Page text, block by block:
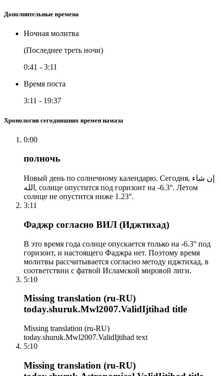
Дополнительные времена
Ночная молитва
(Последнее треть ночи)
0:41 - 3:11
Время поста
3:11 - 19:37
Хронология сегодняшних времен намаза
0:00
полночь
Новый день по солнечному календарю. Сегодня, إن شاء
الله, солнце опустится под горизонт на -6.3°. Летом
солнце не опустится ниже 1.23°.
3:11
Фаджр согласно ВИЛ (Иджтихад)
В это время года солнце опускается только на -6.3° под
горизонт, и настоящего Фаджра нет. Поэтому время
молитвы рассчитывается согласно методу иджтихад, в
соответствии с фатвой Исламской мировой лиги.
5:10
Missing translation (ru-RU)
today.shuruk.Mwl2007.ValidIjtihad title
Missing translation (ru-RU)
today.shuruk.Mwl2007.ValidIjtihad text
5:10
Missing translation (ru-RU)